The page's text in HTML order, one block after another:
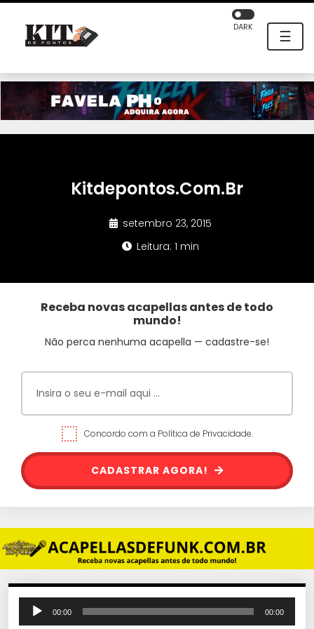
☰
DARK
Kitdepontos.Com.Br
setembro 23, 2015
Leitura: 1 min
Receba novas acapellas antes de todo
mundo!
Não perca nenhuma acapella — cadastre-se!
Concordo com a Política de Privacidade.
CADASTRAR AGORA!
00:00 00:00